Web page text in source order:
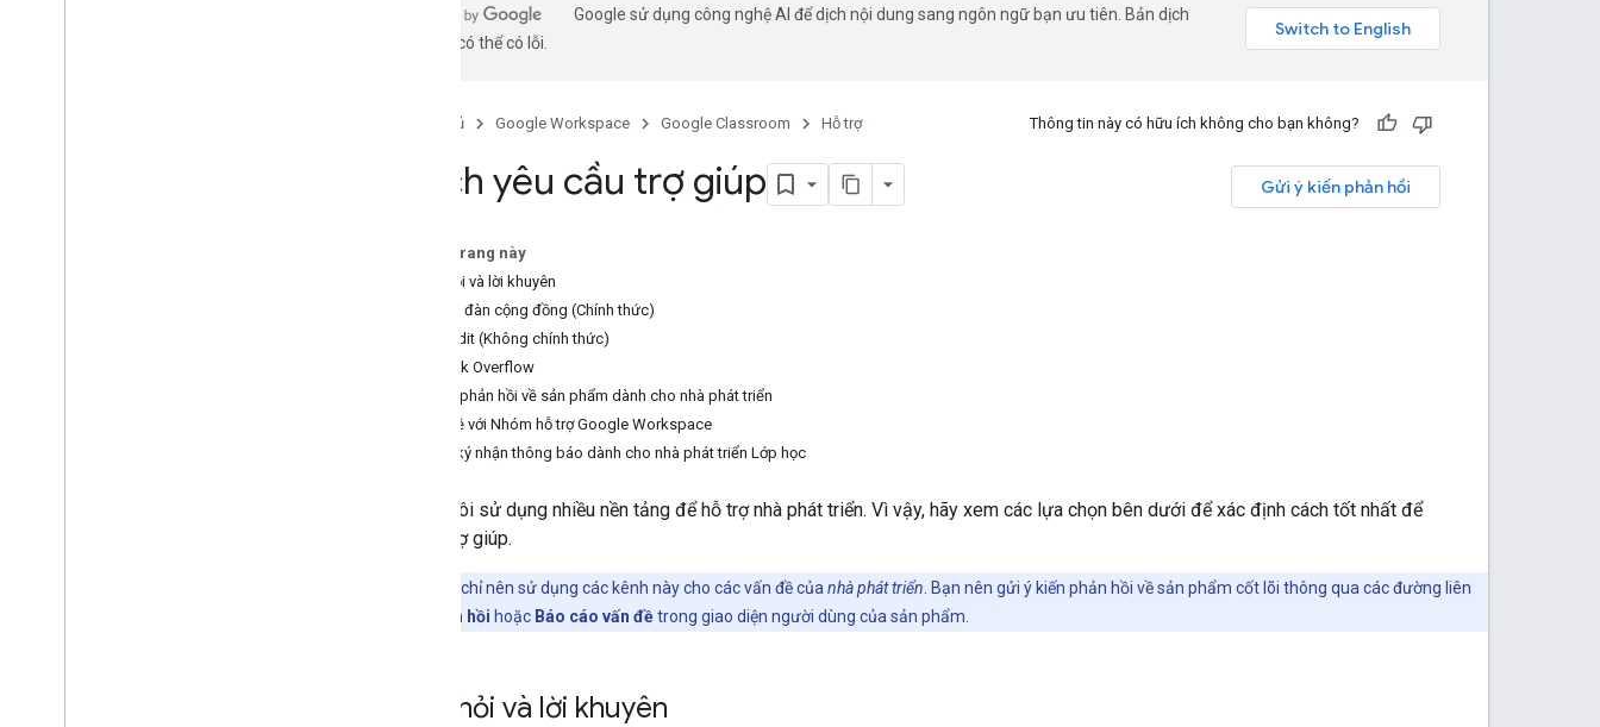
Google sử dụng công nghệ AI để dịch nội dung sang ngôn ngữ bạn ưu tiên. Bản dịch
bằng AI có thể có lỗi.
Trang chủ Google Workspace Google Classroom Hỗ trợ Thông tin này có hữu ích không cho bạn không?
Gửi ý kiến phản hồi
Cách yêu cầu trợ giúp
Trên trang này
Câu hỏi và lời khuyên
Diễn đàn cộng đồng (Chính thức)
Reddit (Không chính thức)
Stack Overflow
Ý kiến phản hồi về sản phẩm dành cho nhà phát triển
Liên hệ với Nhóm hỗ trợ Google Workspace
Đăng ký nhận thông báo dành cho nhà phát triển Lớp học
Chúng tôi sử dụng nhiều nền tảng để hỗ trợ nhà phát triển. Vì vậy, hãy xem các lựa chọn bên dưới để xác định cách tốt nhất để
được trợ giúp.
Bạn chỉ nên sử dụng các kênh này cho các vấn đề của nhà phát triển . Bạn nên gửi ý kiến phản hồi về sản phẩm cốt lõi thông qua các đường liên
Ý kiến phản hồi hoặc Báo cáo vấn đềtrong giao diện người dùng của sản phẩm.
Câu hỏi và lời khuyên